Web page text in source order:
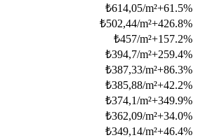
₺614,05/m²+61.5%
₺502,44/m²+426.8%
₺457/m²+157.2%
₺394,7/m²+259.4%
₺387,33/m²+86.3%
₺385,88/m²+42.2%
₺374,1/m²+349.9%
₺362,09/m²+34.0%
₺349,14/m²+46.4%